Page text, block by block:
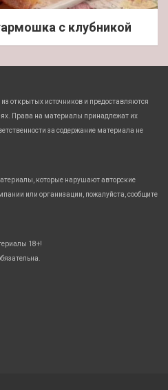
с клубникой
открытых источников и предоставляются
Права на материалы принадлежат их
за содержание материала не
которые нарушают авторские
или организации, пожалуйста, сообщите
18+!